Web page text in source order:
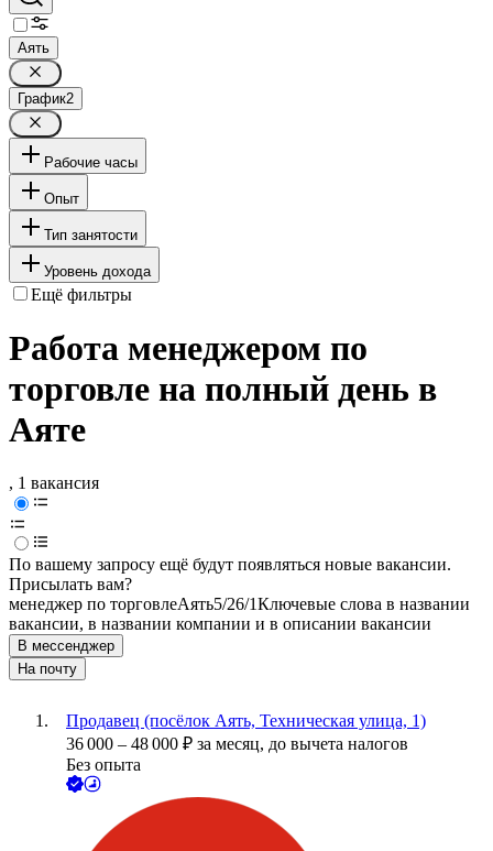
Аять
График2
Рабочие часы
Опыт
Тип занятости
Уровень дохода
Ещё фильтры
Работа менеджером по
торговле на полный день в
Аяте
, 1 вакансия
По вашему запросу ещё будут появляться новые вакансии.
Присылать вам?
менеджер по торговлеАять5/26/1Ключевые слова в названии
вакансии, в названии компании и в описании вакансии
В мессенджер
На почту
Продавец (посёлок Аять, Техническая улица, 1)
36 000 – 48 000 ₽ за месяц, до вычета налогов
Без опыта